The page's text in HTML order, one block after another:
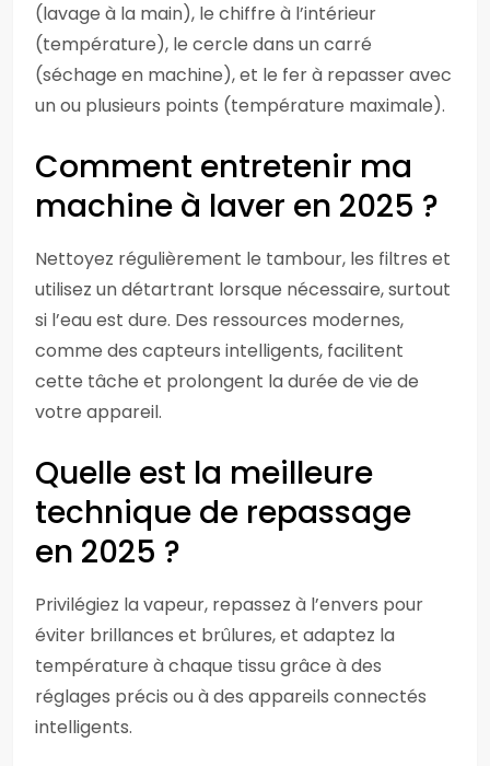
(lavage à la main), le chiffre à l’intérieur
(température), le cercle dans un carré
(séchage en machine), et le fer à repasser avec
un ou plusieurs points (température maximale).
Comment entretenir ma
machine à laver en 2025 ?
Nettoyez régulièrement le tambour, les filtres et
utilisez un détartrant lorsque nécessaire, surtout
si l’eau est dure. Des ressources modernes,
comme des capteurs intelligents, facilitent
cette tâche et prolongent la durée de vie de
votre appareil.
Quelle est la meilleure
technique de repassage
en 2025 ?
Privilégiez la vapeur, repassez à l’envers pour
éviter brillances et brûlures, et adaptez la
température à chaque tissu grâce à des
réglages précis ou à des appareils connectés
intelligents.